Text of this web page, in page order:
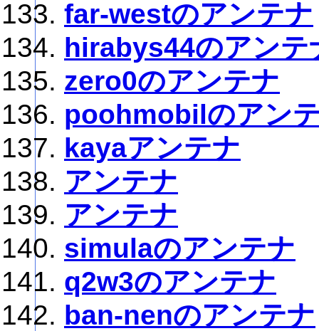
far-westのアンテナ
hirabys44のアンテ
zero0のアンテナ
poohmobilのアン
kayaアンテナ
アンテナ
アンテナ
simulaのアンテナ
q2w3のアンテナ
ban-nenのアンテナ